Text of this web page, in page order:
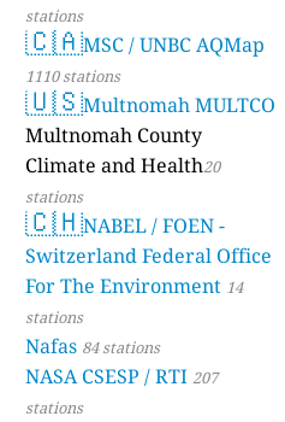
stations
🇨🇦MSC / UNBC AQMap
1110 stations
🇺🇸Multnomah MULTCO
Multnomah County
Climate and Health20
stations
🇨🇭NABEL / FOEN -
Switzerland Federal Office
For The Environment 14
stations
Nafas 84 stations
NASA CSESP / RTI 207
stations